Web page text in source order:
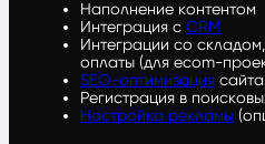
Наполнение контентом
Интеграция с CRM
Интеграции со
оплаты (для ecom-
SEO-оптимизация
Регистрация в
Настройка рекламы